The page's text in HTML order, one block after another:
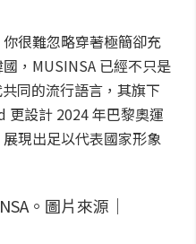
很難忽略穿著極簡卻充
，MUSINSA 已經不只是
同的流行語言，其旗下
更設計 2024 年巴黎奧運
現出足以代表國家形象